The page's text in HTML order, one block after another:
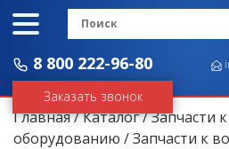
8 800 222-96-80
Заказать звонок
Главная/Каталог/Запчасти
оборудованию /Запчасти к